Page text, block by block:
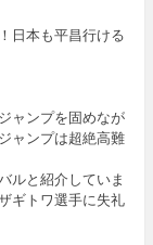
日本も平昌行ける
ャンプを固めなが
ャンプは超絶高難
ルと紹介していま
ギトワ選手に失礼